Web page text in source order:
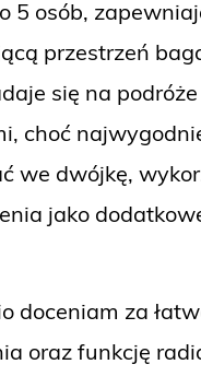
5 osób,
przestrzeń
się na
choć
we dwójkę,
jako
doceniam za
oraz funkcję